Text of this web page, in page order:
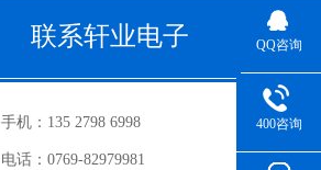
联系轩业电子
手机： 135 2798 6998
电话： 0769-82979981
QQ咨询
400咨询